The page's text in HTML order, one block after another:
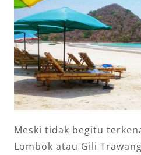
Meski tidak begitu
Lombok atau Gili